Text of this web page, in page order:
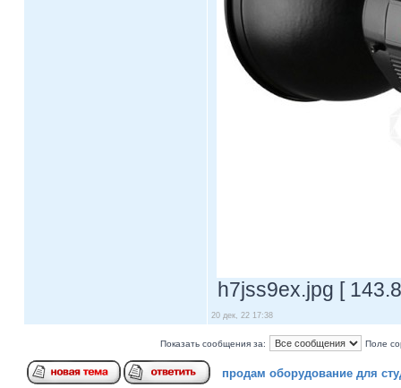
h7jss9ex.jpg [
20 дек, 22 17:38
Показать сообщения за: Поле
продам оборудование для